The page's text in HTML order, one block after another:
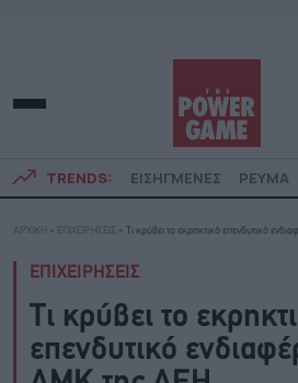
TRENDS: ΕΙΣΗΓΜΕΝΕΣ ΡΕΥΜΑ
ΑΡΧΙΚΗ » ΕΠΙΧΕΙΡΗΣΕΙΣ » Τι κρύβει το εκρηκτικό επενδυτικό
ΕΠΙΧΕΙΡΗΣΕΙΣ
Τι κρύβει το
επενδυτικό